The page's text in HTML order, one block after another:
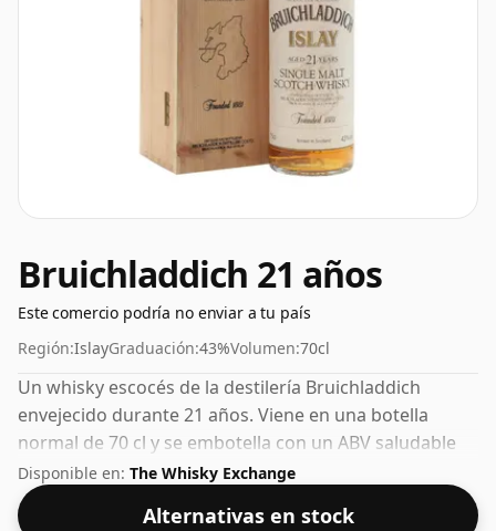
Bruichladdich 21 años
Este comercio podría no enviar a tu país
Región:IslayGraduación:43%Volumen:70cl
Un whisky escocés de la destilería Bruichladdich
envejecido durante 21 años. Viene en una botella
normal de 70 cl y se embotella con un ABV saludable
del 43%.
Disponible en: The Whisky Exchange
Alternativas en stock